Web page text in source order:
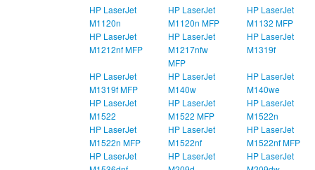
HP LaserJet
M1120n
HP LaserJet
M1120n MFP
HP LaserJet
M1132 MFP
HP LaserJet
M1212nf MFP
HP LaserJet
M1217nfw
MFP
HP LaserJet
M1319f
HP LaserJet
M1319f MFP
HP LaserJet
M140w
HP LaserJet
M140we
HP LaserJet
M1522
HP LaserJet
M1522 MFP
HP LaserJet
M1522n
HP LaserJet
M1522n MFP
HP LaserJet
M1522nf
HP LaserJet
M1522nf MFP
HP LaserJet
HP LaserJet
HP LaserJet